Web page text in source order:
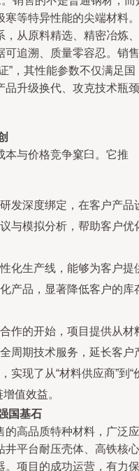
寒等特异性能的尖端材料。
，从原料精选、精密冶炼、
可追溯、质量零容忍。销售
”，其性能参数不仅满足国
品升级换代、攻克技术瓶颈
本与价格竞争窠臼。它推
发深度绑定，在客户产品
与模拟分析，帮助客户优
性化生产线，能够为客户提
产品，显著降低客户的库
作的开始，项目提供从材
周期技术服务，延长客户
实现了从“材料供应商”到“
值效益。
国基石
的高品质特种材料，广泛应
井平台耐压壳体、高铁核心
。项目的成功运营，有力保